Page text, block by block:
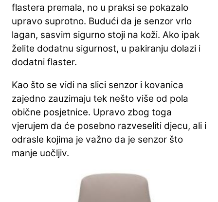
flastera premala, no u praksi se pokazalo
upravo suprotno. Budući da je senzor vrlo
lagan, sasvim sigurno stoji na koži. Ako ipak
želite dodatnu sigurnost, u pakiranju dolazi i
dodatni flaster.
Kao što se vidi na slici senzor i kovanica
zajedno zauzimaju tek nešto više od pola
obične posjetnice. Upravo zbog toga
vjerujem da će posebno razveseliti djecu, ali i
odrasle kojima je važno da je senzor što
manje uočljiv.